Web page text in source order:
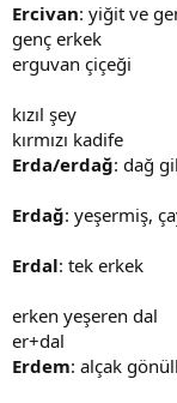
Ercivan: yiğit ve
genç erkek
erguvan çiçeği
kızıl şey
kırmızı kadife
Erda/erdağ: dağ
Erdağ: yeşermiş,
Erdal: tek erkek
erken yeşeren dal
er+dal
Erdem: alçak